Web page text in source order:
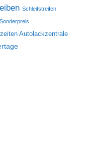
Schleifstreifen
Sonderpreis
Autolackzentrale